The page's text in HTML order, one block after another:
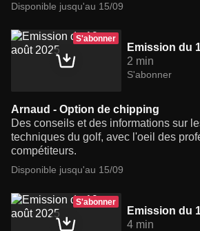
Disponible jusqu'au 15/09
S'abonner
Emission du
2 min
S'abonner
Arnaud - Option de chipping
Des conseils et des informations sur
techniques du golf, avec l'oeil des
compétiteurs.
Disponible jusqu'au 15/09
S'abonner
Emission du
4 min